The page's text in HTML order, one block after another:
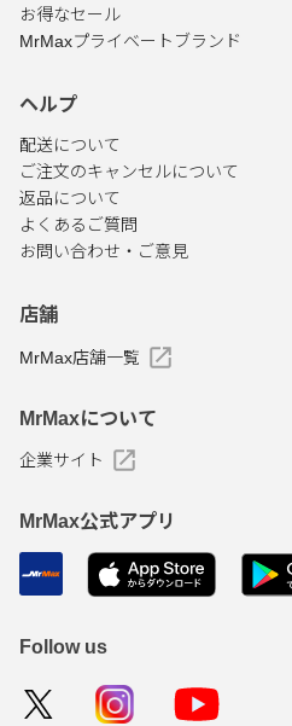
お得なセール
MrMaxプライベートブランド
ヘルプ
配送について
ご注文のキャンセルについて
返品について
よくあるご質問
お問い合わせ・ご意見
店舗
MrMax店舗一覧
MrMaxについて
企業サイト
MrMax公式アプリ
Follow us